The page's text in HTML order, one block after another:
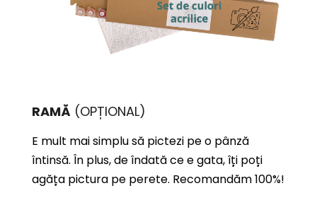
RAMĂ (OPȚIONAL)
E mult mai simplu să pictezi pe o pânză
întinsă. În plus, de îndată ce e gata, îți poți
agăța pictura pe perete. Recomandăm 100%!